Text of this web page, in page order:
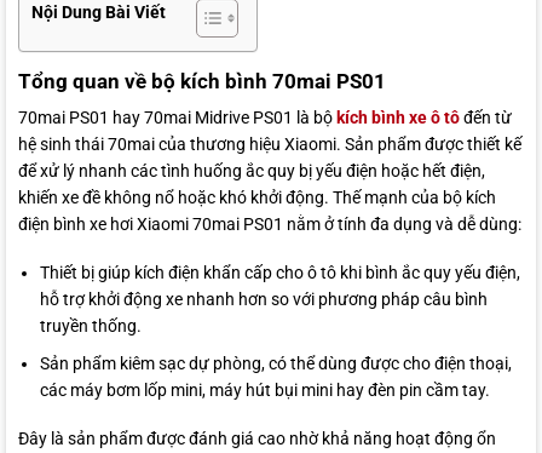
Nội Dung Bài Viết
Tổng quan về bộ kích bình 70mai PS01
70mai PS01 hay 70mai Midrive PS01 là bộ kích bình xe ô tôđến từ
hệ sinh thái 70mai của thương hiệu Xiaomi. Sản phẩm được thiết kế
để xử lý nhanh các tình huống ắc quy bị yếu điện hoặc hết điện,
khiến xe đề không nổ hoặc khó khởi động. Thế mạnh của bộ kích
điện bình xe hơi Xiaomi 70mai PS01 nằm ở tính đa dụng và dễ dùng:
Thiết bị giúp kích điện khẩn cấp cho ô tô khi bình ắc quy yếu điện,
hỗ trợ khởi động xe nhanh hơn so với phương pháp câu bình
truyền thống.
Sản phẩm kiêm sạc dự phòng, có thể dùng được cho điện thoại,
các máy bơm lốp mini, máy hút bụi mini hay đèn pin cầm tay.
Đây là sản phẩm được đánh giá cao nhờ khả năng hoạt động ổn